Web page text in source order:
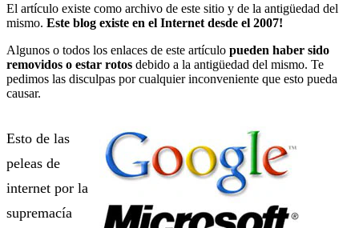
El artículo existe como archivo de este sitio y de la antigüedad del
mismo. Este blog existe en el Internet desde el 2007!
Algunos o todos los enlaces de este artículo pueden haber sido
removidos o estar rotos debido a la antigüedad del mismo. Te
pedimos las disculpas por cualquier inconveniente que esto pueda
causar.
Esto de las
peleas de
internet por la
supremacía